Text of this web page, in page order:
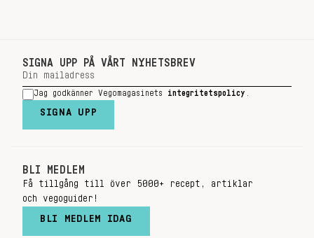
SIGNA UPP PÅ VÅRT NYHETSBREV
Jag godkänner Vegomagasinets integritetspolicy
SIGNA UPP
BLI MEDLEM
Få tillgång till över 5000+ recept, artiklar
och vegoguider!
BLI MEDLEM IDAG